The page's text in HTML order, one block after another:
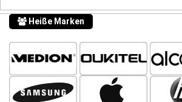
Heiße Marken